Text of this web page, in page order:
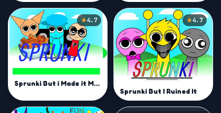
4.7
Sprunki But i Made it Mod
4.7
Sprunki But I Ruined It